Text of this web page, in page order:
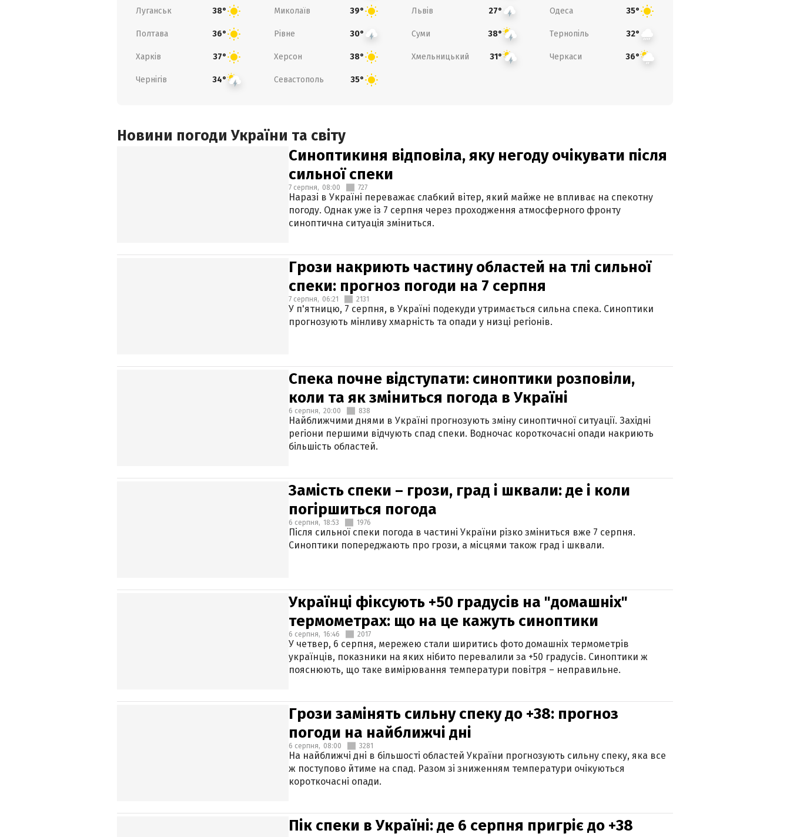
Луганськ 38° Миколаїв 39° Львів 27° Одеса 35°
Полтава 36° Рівне 30° Суми 38° Тернопіль 32°
Харків 37° Херсон 38° Хмельницький 31° Черкаси 36°
Чернігів 34° Севастополь 35°
Новини погоди України та світу
Синоптикиня відповіла, яку негоду очікувати після
сильної спеки
7 серпня, 08:00 727
Наразі в Україні переважає слабкий вітер, який майже не впливає на спекотну
погоду. Однак уже із 7 серпня через проходження атмосферного фронту
синоптична ситуація зміниться.
Грози накриють частину областей на тлі сильної
спеки: прогноз погоди на 7 серпня
7 серпня, 06:21 2131
У п'ятницю, 7 серпня, в Україні подекуди утримається сильна спека. Синоптики
прогнозують мінливу хмарність та опади у низці регіонів.
Спека почне відступати: синоптики розповіли,
коли та як зміниться погода в Україні
6 серпня, 20:00 838
Найближчими днями в Україні прогнозують зміну синоптичної ситуації. Західні
регіони першими відчують спад спеки. Водночас короткочасні опади накриють
більшість областей.
Замість спеки – грози, град і шквали: де і коли
погіршиться погода
6 серпня, 18:53 1976
Після сильної спеки погода в частині України різко зміниться вже 7 серпня.
Синоптики попереджають про грози, а місцями також град і шквали.
Українці фіксують +50 градусів на "домашніх"
термометрах: що на це кажуть синоптики
6 серпня, 16:46 2017
У четвер, 6 серпня, мережею стали ширитись фото домашніх термометрів
українців, показники на яких нібито перевалили за +50 градусів. Синоптики ж
пояснюють, що таке вимірювання температури повітря – неправильне.
Грози замінять сильну спеку до +38: прогноз
погоди на найближчі дні
6 серпня, 08:00 3281
На найближчі дні в більшості областей України прогнозують сильну спеку, яка все
ж поступово йтиме на спад. Разом зі зниженням температури очікуються
короткочасні опади.
Пік спеки в Україні: де 6 серпня пригріє до +38